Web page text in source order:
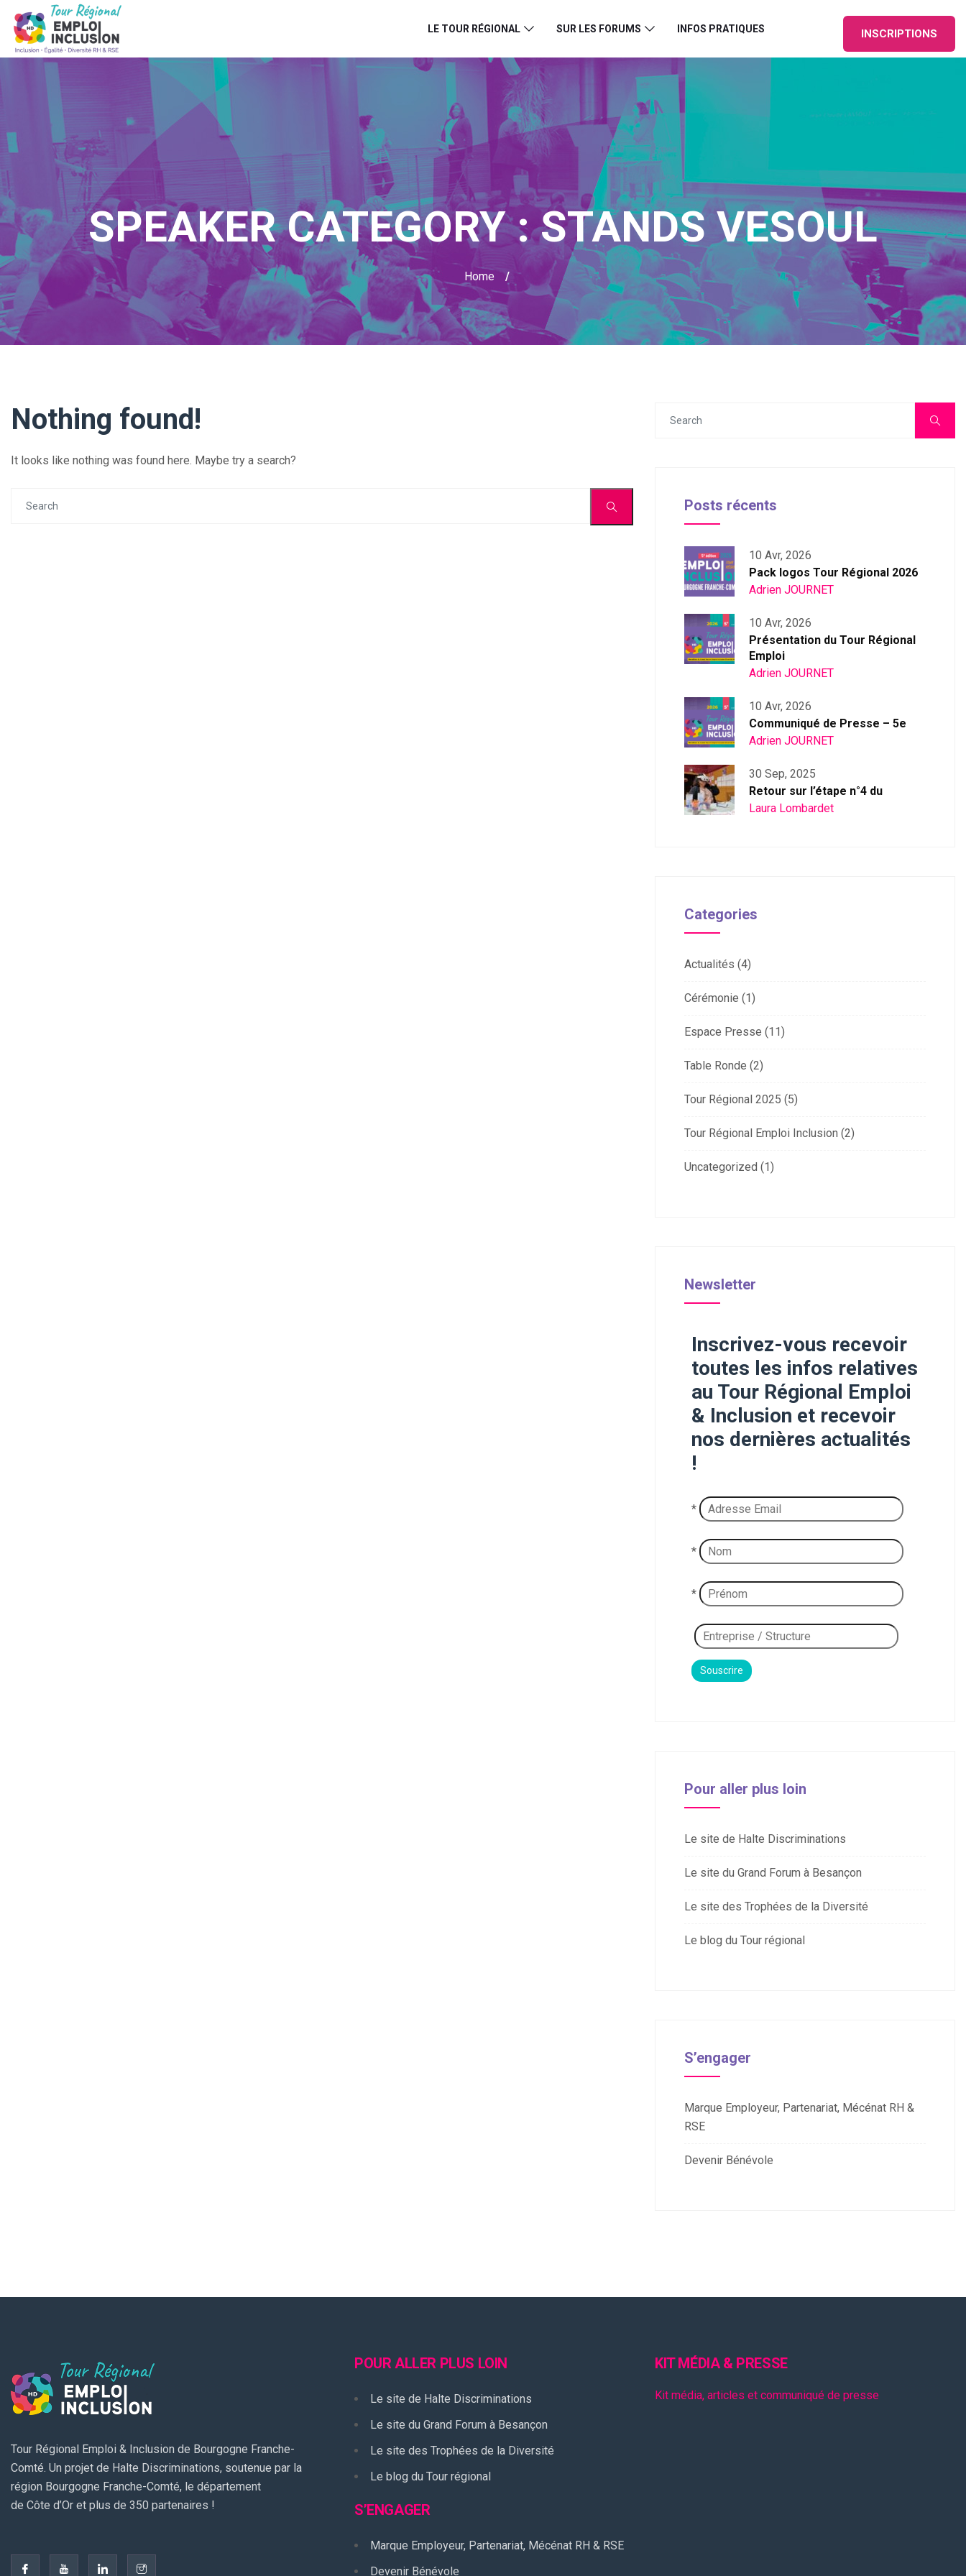
LE TOUR RÉGIONAL SUR LES FORUMS INFOS PRATIQUES INSCRIPTIONS
SPEAKER CATEGORY :STANDS VESOUL
Home /
Nothing found!
It looks like nothing was found here. Maybe try a search?
Posts récents
10 Avr, 2026
Pack logos Tour Régional 2026
Adrien JOURNET
10 Avr, 2026
Présentation du Tour Régional
Emploi
Adrien JOURNET
10 Avr, 2026
Communiqué de Presse – 5e
Adrien JOURNET
30 Sep, 2025
Retour sur l’étape n°4 du
Laura Lombardet
Categories
Actualités (4)
Cérémonie (1)
Espace Presse (11)
Table Ronde (2)
Tour Régional 2025 (5)
Tour Régional Emploi Inclusion (2)
Uncategorized (1)
Newsletter
Inscrivez-vous recevoir
toutes les infos relatives
au Tour Régional Emploi
& Inclusion et recevoir
nos dernières actualités
!
*
*
*
Pour aller plus loin
Le site de Halte Discriminations
Le site du Grand Forum à Besançon
Le site des Trophées de la Diversité
Le blog du Tour régional
S’engager
Marque Employeur, Partenariat, Mécénat RH &
RSE
Devenir Bénévole
Tour Régional Emploi & Inclusion de Bourgogne Franche-
Comté. Un projet de Halte Discriminations, soutenue par la
région Bourgogne Franche-Comté, le département
de Côte d’Or et plus de 350 partenaires !
POUR ALLER PLUS LOIN
Le site de Halte Discriminations
Le site du Grand Forum à Besançon
Le site des Trophées de la Diversité
Le blog du Tour régional
S’ENGAGER
Marque Employeur, Partenariat, Mécénat RH & RSE
Devenir Bénévole
KIT MÉDIA & PRESSE
Kit média, articles et communiqué de presse